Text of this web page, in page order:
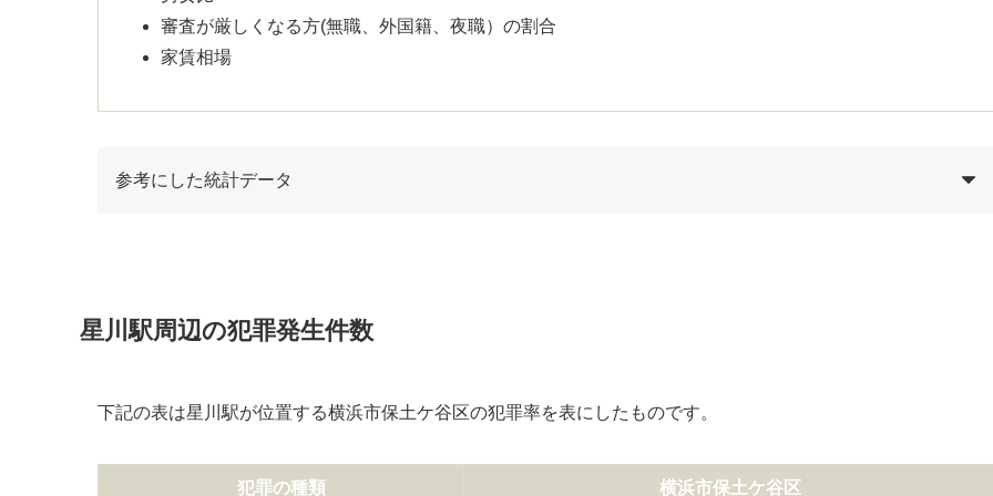
審査が厳しくなる方(無職、外国籍、夜職）の割合
家賃相場
参考にした統計データ
星川駅周辺の犯罪発生件数
下記の表は星川駅が位置する横浜市保土ケ谷区の犯罪率を表にしたものです。
犯罪の種類 横浜市保土ケ谷区